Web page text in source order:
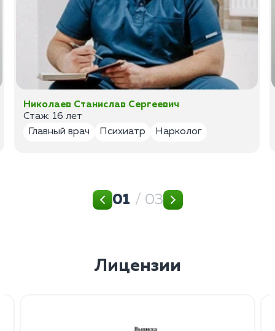
Николаев Станислав Сергеевич
Стаж: 16 лет
Главный врач
Психиатр Нарколог
01 / 03
Лицензии